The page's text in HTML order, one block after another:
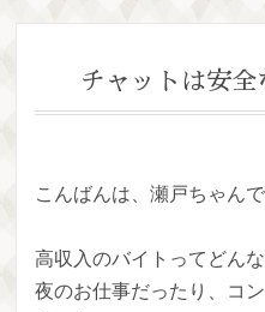
チャットは安全
こんばんは、瀬戸ちゃん
高収入のバイトってどん
夜のお仕事だったり、コ